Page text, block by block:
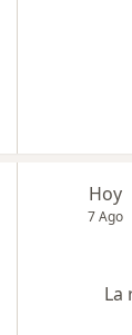
Hoy
7 Ago
La